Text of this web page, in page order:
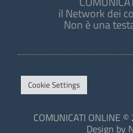
il Network dei
Non è una
Cookie Settings
COMUNICATI ONLINE
Design by